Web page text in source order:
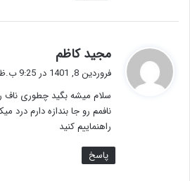
مجید کاظم
ف
:
فروردین 8, 1401 در 9:25 ب.ظ
سلام میشه بگید چطوری ناف
نافمم رو جا بندازه دارم درد
راهنماییم کنید
پاسخ